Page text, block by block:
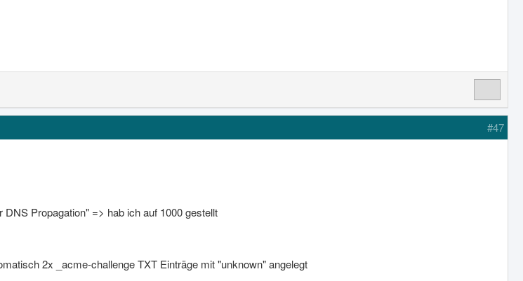
#47
Propagation" => hab ich auf 1000 gestellt
2x _acme-challenge TXT Einträge mit "unknown" angelegt